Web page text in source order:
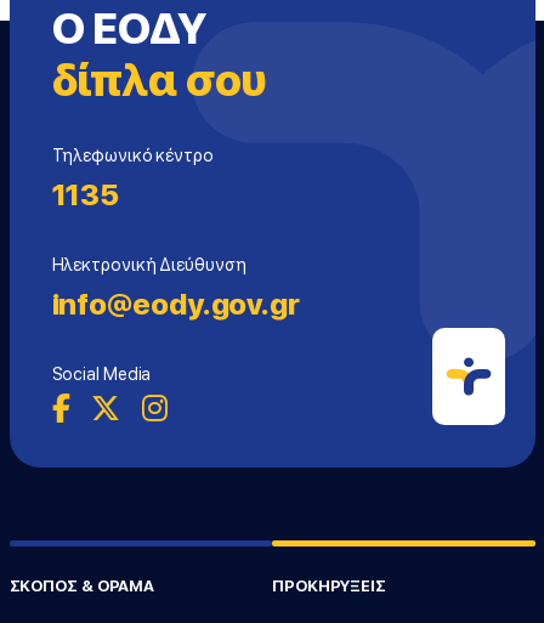
Ο ΕΟΔΥ
δίπλα σου
Τηλεφωνικό κέντρο
1135
Ηλεκτρονική Διεύθυνση
info@eody.gov.gr
Social Media
ΣΚΟΠΟΣ & ΟΡΑΜΑ ΠΡΟΚΗΡΥΞΕΙΣ